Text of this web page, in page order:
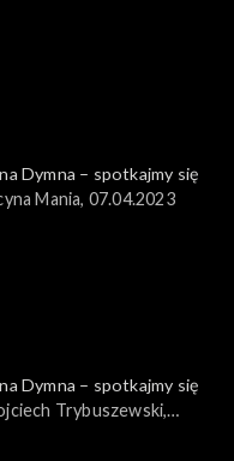
Dymna – spotkajmy się
Mania, 07.04.2023
Dymna – spotkajmy się
Trybuszewski,